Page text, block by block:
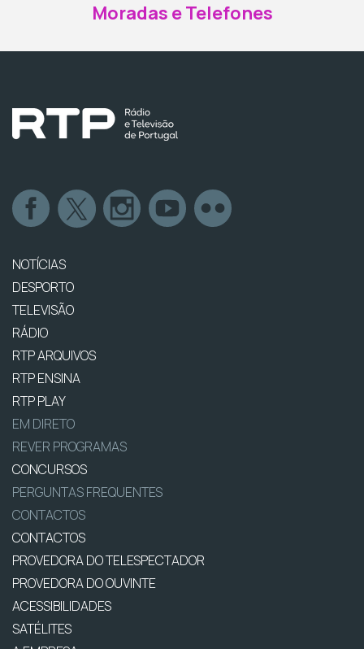
Moradas e Telefones
NOTÍCIAS
DESPORTO
TELEVISÃO
RÁDIO
RTP ARQUIVOS
RTP ENSINA
RTP PLAY
EM DIRETO
REVER PROGRAMAS
CONCURSOS
PERGUNTAS FREQUENTES
CONTACTOS
CONTACTOS
PROVEDORA DO TELESPECTADOR
PROVEDORA DO OUVINTE
ACESSIBILIDADES
SATÉLITES